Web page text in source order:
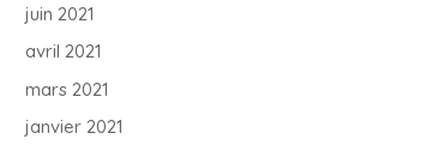
juin 2021
avril 2021
mars 2021
janvier 2021